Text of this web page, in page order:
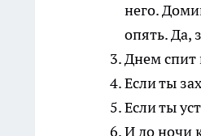
него.
опять. Да,
Днем спит
Если ты
Если ты
И до ночи